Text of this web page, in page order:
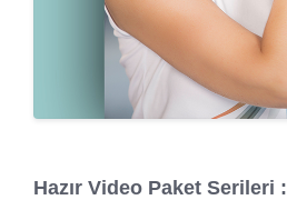
Hazır Video Paket Serileri :